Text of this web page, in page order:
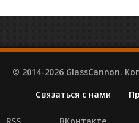
© 2014-2026 GlassCannon.
Связаться с нами